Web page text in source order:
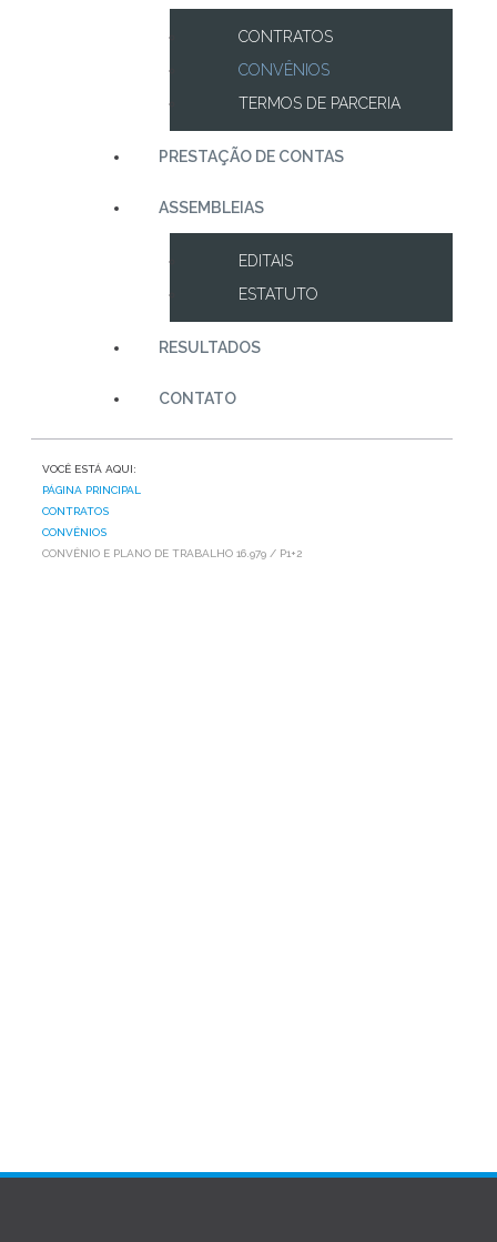
CONTRATOS
CONVÊNIOS
TERMOS DE PARCERIA
PRESTAÇÃO DE CONTAS
ASSEMBLEIAS
EDITAIS
ESTATUTO
RESULTADOS
CONTATO
VOCÊ ESTÁ AQUI:
PÁGINA PRINCIPAL
CONTRATOS
CONVÊNIOS
CONVÊNIO E PLANO DE TRABALHO 16.979 / P1+2